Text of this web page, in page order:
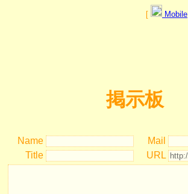
[ Mobile
掲示板
Name
Mail
Title
URL